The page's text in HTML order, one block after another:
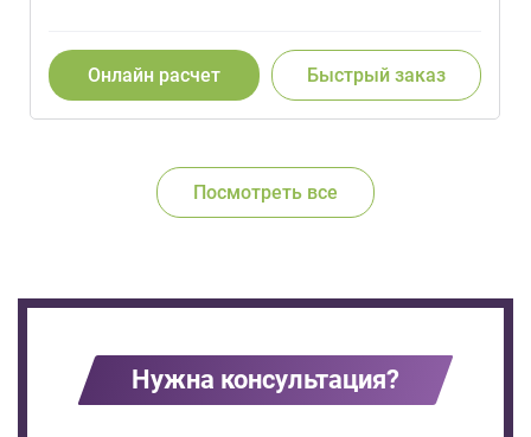
Онлайн расчет Быстрый заказ
Посмотреть все
Нужна консультация?